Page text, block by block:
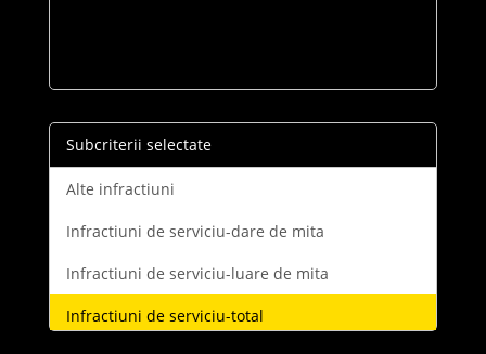
Subcriterii selectate
Alte infractiuni
Infractiuni de serviciu-dare de mita
Infractiuni de serviciu-luare de mita
Infractiuni de serviciu-total